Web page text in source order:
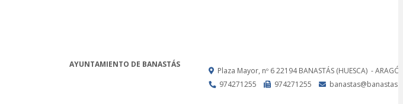
AYUNTAMIENTO DE BANASTÁS
Plaza Mayor, nº 622194 BANASTÁS (HUESCA) - ARAGÓN
974271255
974271255 banastas@banastas.es